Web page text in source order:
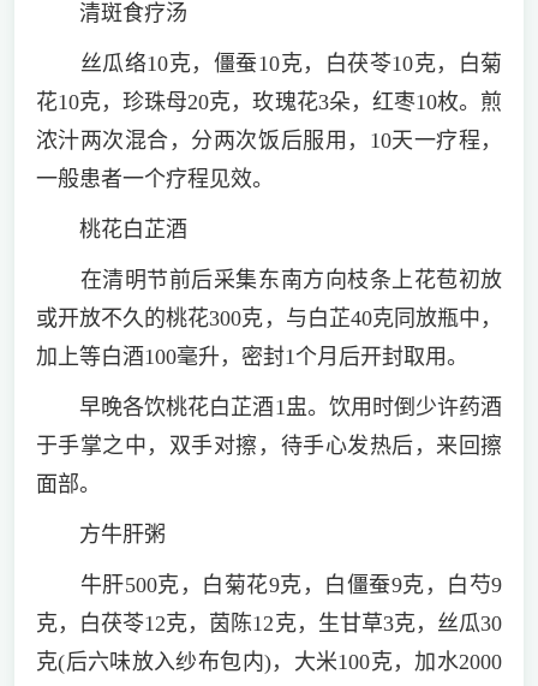
清斑食疗汤
丝瓜络10克，僵蚕10克，白茯苓10克，白菊
花10克，珍珠母20克，玫瑰花3朵，红枣10枚。煎
浓汁两次混合，分两次饭后服用，10天一疗程，
一般患者一个疗程见效。
桃花白芷酒
在清明节前后采集东南方向枝条上花苞初放
或开放不久的桃花300克，与白芷40克同放瓶中，
加上等白酒100毫升，密封1个月后开封取用。
早晚各饮桃花白芷酒1盅。饮用时倒少许药酒
于手掌之中，双手对擦，待手心发热后，来回擦
面部。
方牛肝粥
牛肝500克，白菊花9克，白僵蚕9克，白芍9
克，白茯苓12克，茵陈12克，生甘草3克，丝瓜30
克(后六味放入纱布包内)，大米100克，加水2000